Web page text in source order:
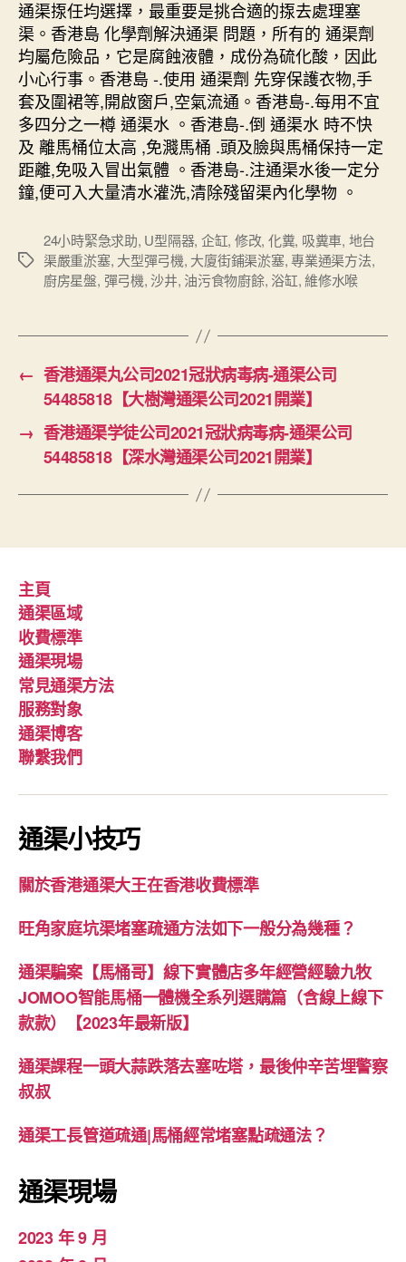
通渠揼任均選擇，最重要是挑合適的揼去處理塞
渠。香港島 化學劑解決通渠 問題，所有的 通渠劑
均屬危險品，它是腐蝕液體，成份為硫化酸，因此
小心行事。香港島 -.使用 通渠劑 先穿保護衣物,手
套及圍裙等,開啟窗戶,空氣流通。香港島-.每用不宜
多四分之一樽 通渠水 。香港島-.倒 通渠水 時不快
及 離馬桶位太高 ,免濺馬桶 .頭及臉與馬桶保持一定
距離,免吸入冒出氣體 。香港島-.注通渠水後一定分
鐘,便可入大量清水灌洗,清除殘留渠內化學物 。
Tags
24小時緊急求助, U型隔器, 企缸, 修改, 化糞, 吸糞車, 地台
渠嚴重淤塞, 大型彈弓機, 大廈街鋪渠淤塞,專業通渠方法,
廚房星盤, 彈弓機,沙井, 油污食物廚餘, 浴缸,維修水喉
← 香港通渠丸公司2021冠狀病毒病-通渠公司
54485818【大樹灣通渠公司2021開業】
→ 香港通渠学徒公司2021冠狀病毒病-通渠公司
54485818【深水灣通渠公司2021開業】
主頁
通渠區域
收費標準
通渠現場
常見通渠方法
服務對象
通渠博客
聯繫我們
通渠小技巧
關於香港通渠大王在香港收費標準
旺角家庭坑渠堵塞疏通方法如下一般分為幾種？
通渠騙案【馬桶哥】線下實體店多年經營經驗九牧
JOMOO智能馬桶一體機全系列選購篇（含線上線下
款款）【2023年最新版】
通渠課程一頭大蒜跌落去塞咗塔，最後仲辛苦埋警察
叔叔
通渠工長管道疏通|馬桶經常堵塞點疏通法？
通渠現場
2023 年 9 月